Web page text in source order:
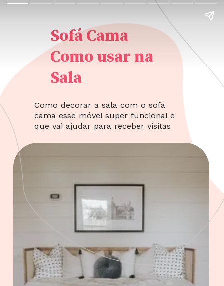
Como decorar a sala com o sofá
cama esse móvel super funcional e
que vai ajudar para receber visitas
Sofá Cama
Como usar na
Sala